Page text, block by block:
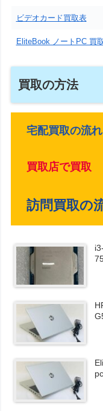
ビデオカード買取表
EliteBook ノートPC 買
買取の方法
宅配買取の流れ
買取店で買取
訪問買取の